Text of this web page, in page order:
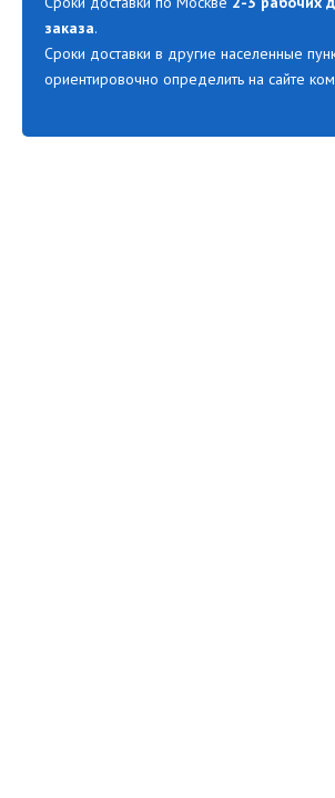
заказа.
Сроки доставки в другие населенные
ориентировочно определить на сайте